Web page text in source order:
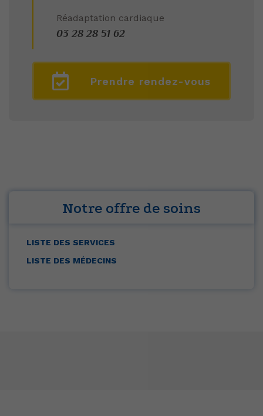
Réadaptation cardiaque
03 28 28 51 62
Prendre rendez-vous
Notre offre de soins
LISTE DES SERVICES
LISTE DES MÉDECINS